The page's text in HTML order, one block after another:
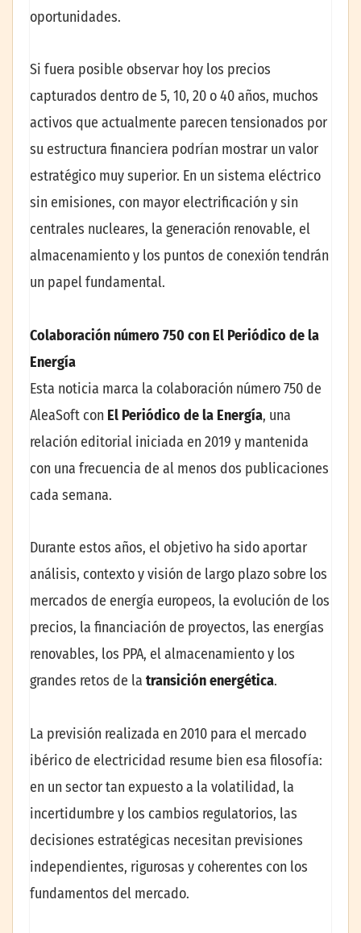
oportunidades.
Si fuera posible observar hoy los precios
capturados dentro de 5, 10, 20 o 40 años, muchos
activos que actualmente parecen tensionados por
su estructura financiera podrían mostrar un valor
estratégico muy superior. En un sistema eléctrico
sin emisiones, con mayor electrificación y sin
centrales nucleares, la generación renovable, el
almacenamiento y los puntos de conexión tendrán
un papel fundamental.
Colaboración número 750 con El Periódico de la
Energía
Esta noticia marca la colaboración número 750 de
AleaSoft con El Periódico de la Energía, una
relación editorial iniciada en 2019 y mantenida
con una frecuencia de al menos dos publicaciones
cada semana.
Durante estos años, el objetivo ha sido aportar
análisis, contexto y visión de largo plazo sobre los
mercados de energía europeos, la evolución de los
precios, la financiación de proyectos, las energías
renovables, los PPA, el almacenamiento y los
grandes retos de la transición energética.
La previsión realizada en 2010 para el mercado
ibérico de electricidad resume bien esa filosofía:
en un sector tan expuesto a la volatilidad, la
incertidumbre y los cambios regulatorios, las
decisiones estratégicas necesitan previsiones
independientes, rigurosas y coherentes con los
fundamentos del mercado.